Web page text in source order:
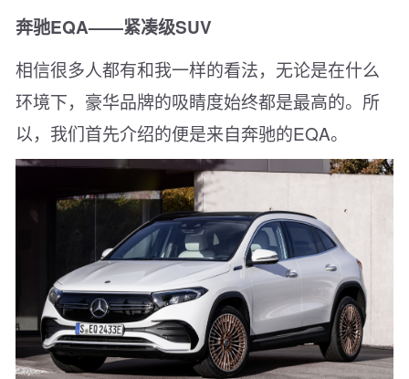
奔驰EQA——紧凑级SUV
相信很多人都有和我一样的看法，无论是在什么
环境下，豪华品牌的吸睛度始终都是最高的。所
以，我们首先介绍的便是来自奔驰的EQA。